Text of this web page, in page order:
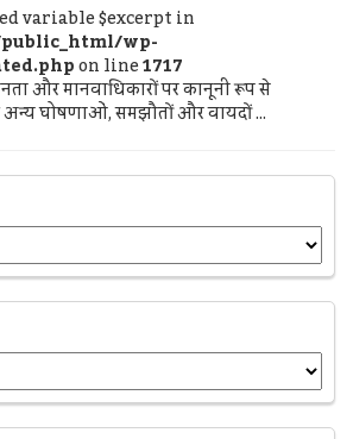
variable $excerpt in
wp-
on line1717
और मानवाधिकारों पर कानूनी रूप से
घोषणाओं, समझौतों और वायदों ...